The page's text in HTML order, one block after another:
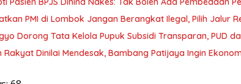
PMI di Lombok Jangan Berangkat Ilegal, Pilih Jalur
Dorong Tata Kelola Pupuk Subsidi Transparan, PUD
Rakyat Dinilai Mendesak, Bambang Patijaya Ingin